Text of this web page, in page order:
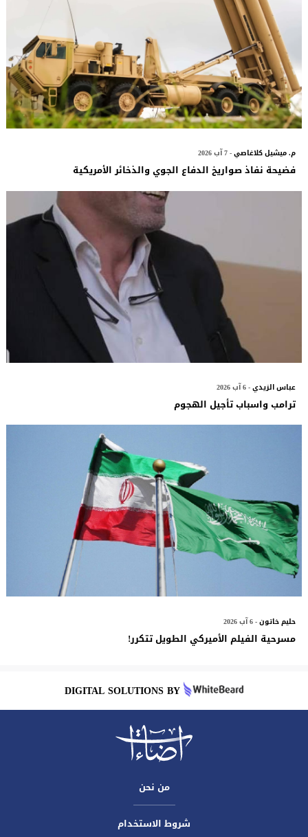
م. ميشيل كلاغاصي- 7 آب 2026
فضيحة نفاذ صواريخ الدفاع الجوي والذخائر الأمريكية
عباس الزيدي- 6 آب 2026
ترامب واسباب تأجيل الهجوم
حليم خاتون- 6 آب 2026
مسرحية الفيلم الأميركي الطويل تتكرر!
DIGITAL SOLUTIONS BY
من نحن
شروط الاستخدام